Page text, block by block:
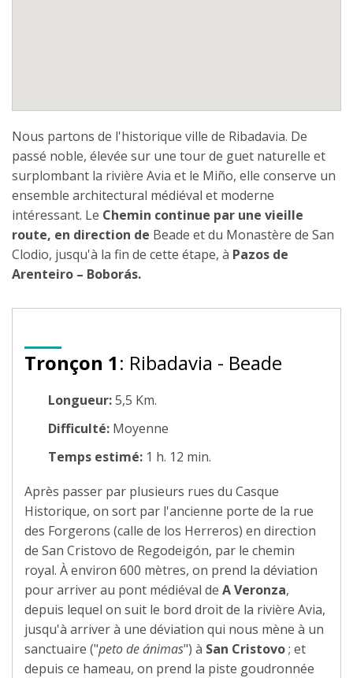
Nous partons de l'historique ville de Ribadavia. De
passé noble, élevée sur une tour de guet naturelle et
surplombant la rivière Avia et le Miño, elle conserve un
ensemble architectural médiéval et moderne
intéressant. Le Chemin continue par une vieille
route, en direction de Beade et du Monastère de San
Clodio, jusqu'à la fin de cette étape, à Pazos de
Arenteiro – Boborás.
Tronçon 1: Ribadavia - Beade
Longueur:5,5 Km.
Difficulté: Moyenne
Temps estimé: 1 h. 12 min.
Après passer par plusieurs rues du Casque
Historique, on sort par l'ancienne porte de la rue
des Forgerons (calle de los Herreros) en direction
de San Cristovo de Regodeigón, par le chemin
royal. À environ 600 mètres, on prend la déviation
pour arriver au pont médiéval de AVeronza,
depuis lequel on suit le bord droit de la rivière Avia,
jusqu'à arriver à une déviation qui nous mène à un
sanctuaire ("peto de ánimas") à San Cristovo; et
depuis ce hameau, on prend la piste goudronnée